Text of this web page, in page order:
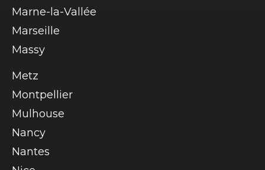
Marne-la-Vallée
Marseille
Massy
Metz
Montpellier
Mulhouse
Nancy
Nantes